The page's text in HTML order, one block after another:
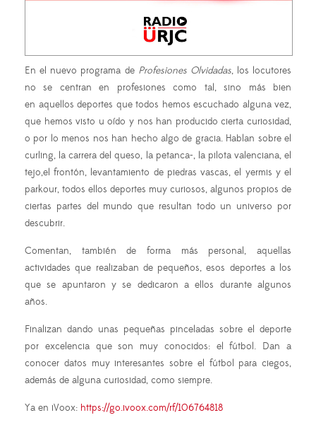
En el nuevo programa de Profesiones Olvidadas, los locutores
no se centran en profesiones como tal, sino más bien
en aquellos deportes que todos hemos escuchado alguna vez,
que hemos visto u oído y nos han producido cierta curiosidad,
o por lo menos nos han hecho algo de gracia. Hablan sobre el
curling, la carrera del queso, la petanca-, la pilota valenciana, el
tejo,el frontón, levantamiento de piedras vascas, el yermis y el
parkour, todos ellos deportes muy curiosos, algunos propios de
ciertas partes del mundo que resultan todo un universo por
descubrir.
Comentan, también de forma más personal, aquellas
actividades que realizaban de pequeños, esos deportes a los
que se apuntaron y se dedicaron a ellos durante algunos
años.
Finalizan dando unas pequeñas pinceladas sobre el deporte
por excelencia que son muy conocidos: el fútbol. Dan a
conocer datos muy interesantes sobre el fútbol para ciegos,
además de alguna curiosidad, como siempre.
Ya en iVoox: https://go.ivoox.com/rf/106764818